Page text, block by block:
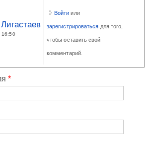
16:50
Войти или
зарегистрироваться для того,
чтобы оставить свой
комментарий.
*